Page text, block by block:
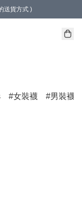
送貨方式 )
女裝襪
男裝襪